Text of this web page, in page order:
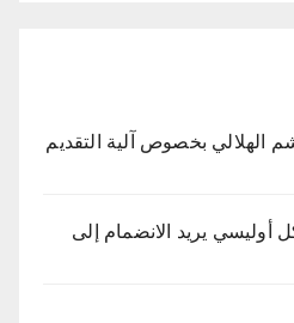
الهلالي بخصوص آلية التقديم
أوليسي يريد الانضمام إلى